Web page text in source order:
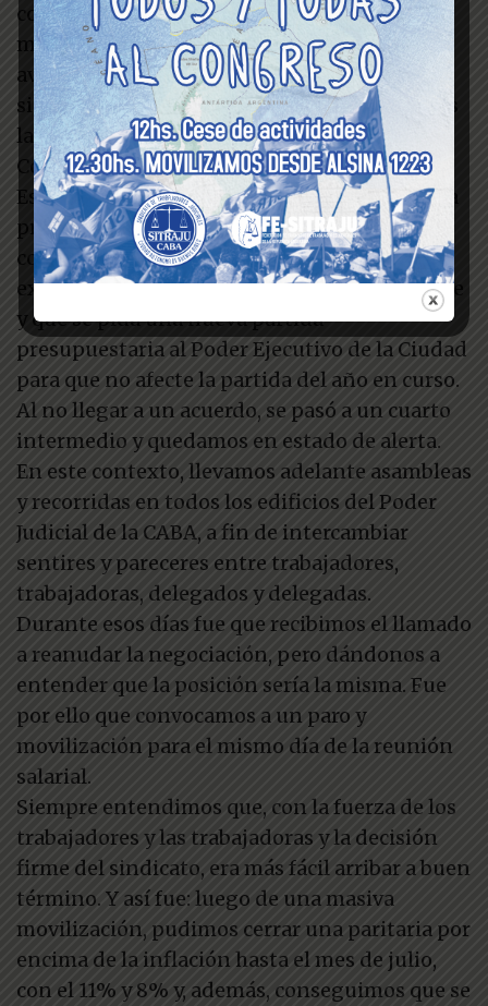
conseguimos en la mesa paritaria del 02 de
marzo del 2023) y, en el mismo sentido, ir
avanzando en la regulación del SIP, pero
siempre en el ámbito que corresponde, que es
la mesa salarial, marco establecido en el
Convenio Colectivo de Trabajo.
Es por todo esto, que, no solo no aceptamos la
propuesta del 8% para ambos meses por
considerarla insuficiente, sino que además
exigimos que el SIP tenga carácter bonificable
y que se pida una nueva partida
presupuestaria al Poder Ejecutivo de la Ciudad
para que no afecte la partida del año en curso.
Al no llegar a un acuerdo, se pasó a un cuarto
intermedio y quedamos en estado de alerta.
En este contexto, llevamos adelante asambleas
y recorridas en todos los edificios del Poder
Judicial de la CABA, a fin de intercambiar
sentires y pareceres entre trabajadores,
trabajadoras, delegados y delegadas.
Durante esos días fue que recibimos el llamado
a reanudar la negociación, pero dándonos a
entender que la posición sería la misma. Fue
por ello que convocamos a un paro y
movilización para el mismo día de la reunión
salarial.
Siempre entendimos que, con la fuerza de los
trabajadores y las trabajadoras y la decisión
firme del sindicato, era más fácil arribar a buen
término. Y así fue: luego de una masiva
movilización, pudimos cerrar una paritaria por
encima de la inflación hasta el mes de julio,
con el 11% y 8% y, además, conseguimos que se